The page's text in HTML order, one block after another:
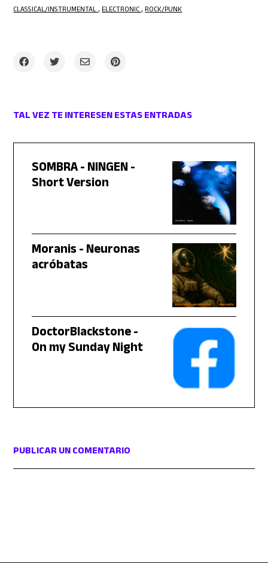
CLASSICAL/INSTRUMENTAL ELECTRONIC ROCK/PUNK
TAL VEZ TE INTERESEN ESTAS ENTRADAS
SOMBRA - NINGEN -
Short Version
Moranis - Neuronas
acróbatas
DoctorBlackstone -
On my Sunday Night
PUBLICAR UN COMENTARIO